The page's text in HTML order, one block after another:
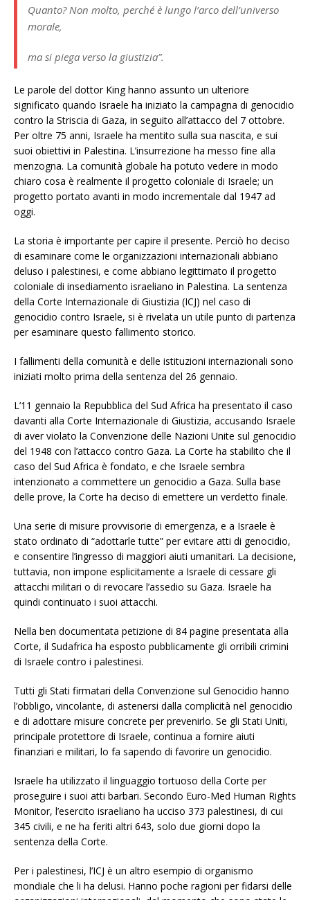
Quanto? Non molto, perché è lungo l’arco dell’universo
morale,
ma si piega verso la giustizia”.
Le parole del dottor King hanno assunto un ulteriore
significato quando Israele ha iniziato la campagna di genocidio
contro la Striscia di Gaza, in seguito all’attacco del 7 ottobre.
Per oltre 75 anni, Israele ha mentito sulla sua nascita, e sui
suoi obiettivi in ​​Palestina. L’insurrezione ha messo fine alla
menzogna. La comunità globale ha potuto vedere in modo
chiaro cosa è realmente il progetto coloniale di Israele; un
progetto portato avanti in modo incrementale dal 1947 ad
oggi.
La storia è importante per capire il presente. Perciò ho deciso
di esaminare come le organizzazioni internazionali abbiano
deluso i palestinesi, e come abbiano legittimato il progetto
coloniale di insediamento israeliano in Palestina. La sentenza
della Corte Internazionale di Giustizia (ICJ) nel caso di
genocidio contro Israele, si è rivelata un utile punto di partenza
per esaminare questo fallimento storico.
I fallimenti della comunità e delle istituzioni internazionali sono
iniziati molto prima della sentenza del 26 gennaio.
L’11 gennaio la Repubblica del Sud Africa ha presentato il caso
davanti alla Corte Internazionale di Giustizia, accusando Israele
di aver violato la Convenzione delle Nazioni Unite sul genocidio
del 1948 con l’attacco contro Gaza. La Corte ha stabilito che il
caso del Sud Africa è fondato, e che Israele sembra
intenzionato a commettere un genocidio a Gaza. Sulla base
delle prove, la Corte ha deciso di emettere un verdetto finale.
Una serie di misure provvisorie di emergenza, e a Israele è
stato ordinato di “adottarle tutte” per evitare atti di genocidio,
e consentire l’ingresso di maggiori aiuti umanitari. La decisione,
tuttavia, non impone esplicitamente a Israele di cessare gli
attacchi militari o di revocare l’assedio su Gaza. Israele ha
quindi continuato i suoi attacchi.
Nella ben documentata petizione di 84 pagine presentata alla
Corte, il Sudafrica ha esposto pubblicamente gli orribili crimini
di Israele contro i palestinesi.
Tutti gli Stati firmatari della Convenzione sul Genocidio hanno
l’obbligo, vincolante, di astenersi dalla complicità nel genocidio
e di adottare misure concrete per prevenirlo. Se gli Stati Uniti,
principale protettore di Israele, continua a fornire aiuti
finanziari e militari, lo fa sapendo di favorire un genocidio.
Israele ha utilizzato il linguaggio tortuoso della Corte per
proseguire i suoi atti barbari. Secondo Euro-Med Human Rights
Monitor, l’esercito israeliano ha ucciso 373 palestinesi, di cui
345 civili, e ne ha feriti altri 643, solo due giorni dopo la
sentenza della Corte.
Per i palestinesi, l’ICJ è un altro esempio di organismo
mondiale che li ha delusi. Hanno poche ragioni per fidarsi delle